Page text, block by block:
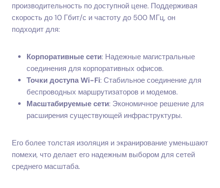
производительность по доступной цене. Поддерживая
скорость до 10 Гбит/с и частоту до 500 МГц, он
подходит для:
Корпоративные сети: Надежные магистральные
соединения для корпоративных офисов.
Точки доступа Wi-Fi: Стабильное соединение для
беспроводных маршрутизаторов и модемов.
Масштабируемые сети: Экономичное решение для
расширения существующей инфраструктуры.
Его более толстая изоляция и экранирование уменьшают
помехи, что делает его надежным выбором для сетей
среднего масштаба.